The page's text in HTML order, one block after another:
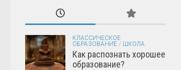
КЛАССИЧЕСКОЕ
ОБРАЗОВАНИЕ / ШКОЛА
Как распознать хорошее
образование?